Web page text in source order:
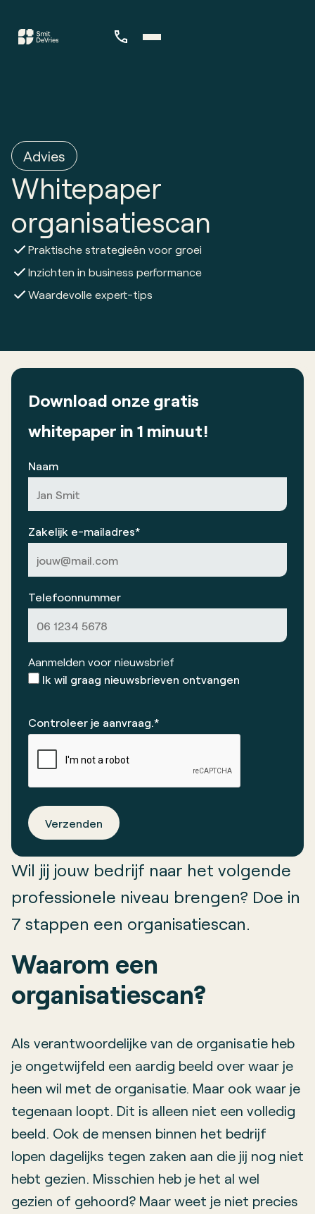
Advies
Whitepaper
organisatiescan
Praktische strategieën voor groei
Inzichten in business performance
Waardevolle expert-tips
Wil jij jouw bedrijf naar het volgende
professionele niveau brengen? Doe in
7 stappen een organisatiescan.
Waarom een
organisatiescan?
Als verantwoordelijke van de organisatie heb
je ongetwijfeld een aardig beeld over waar je
heen wil met de organisatie. Maar ook waar je
tegenaan loopt. Dit is alleen niet een volledig
beeld. Ook de mensen binnen het bedrijf
lopen dagelijks tegen zaken aan die jij nog niet
hebt gezien. Misschien heb je het al wel
gezien of gehoord? Maar weet je niet precies
Download onze gratis
whitepaper in 1 minuut!
Naam
Zakelijk e-mailadres*
Telefoonnummer
Aanmelden voor nieuwsbrief
Ik wil graag nieuwsbrieven ontvangen
Controleer je aanvraag.*
Verzenden